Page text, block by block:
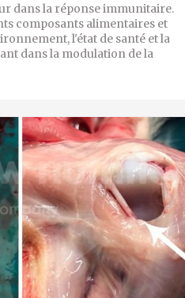
dans la réponse immunitaire.
composants alimentaires et
l'état de santé et la
dans la modulation de la